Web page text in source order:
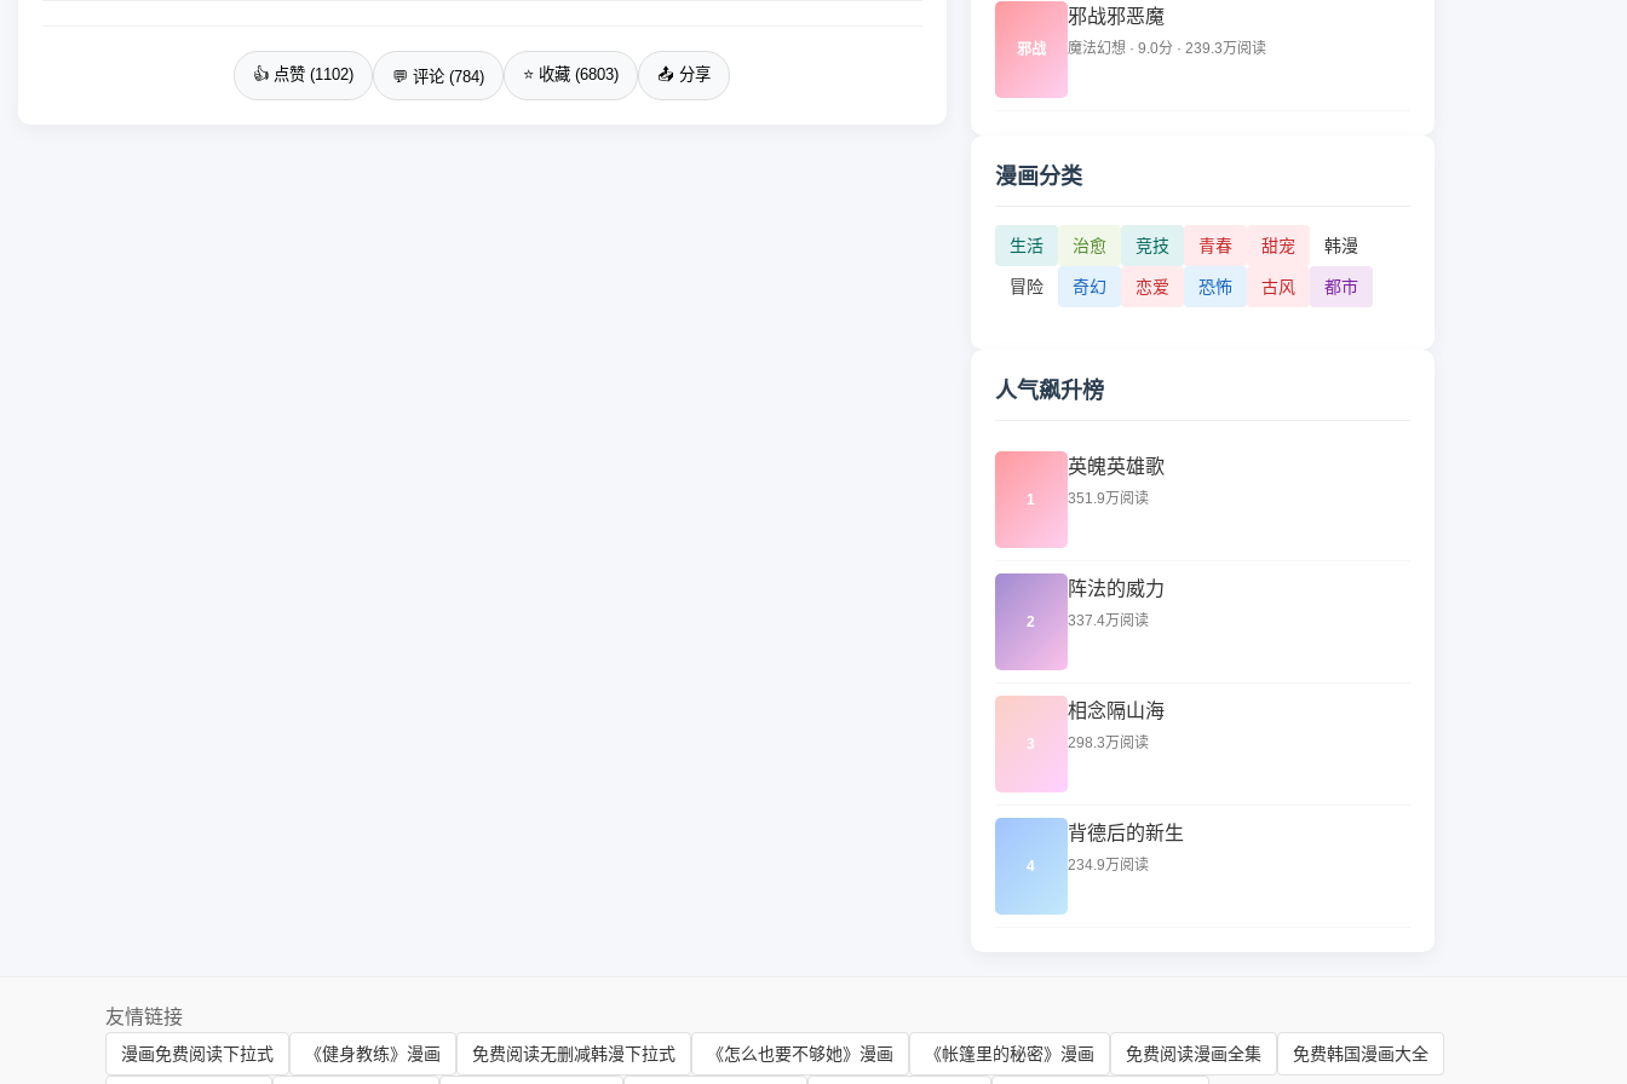
👍 点赞 (1102) 💬 评论 (784) ⭐ 收藏 (6803) 📤 分享
邪战
邪战邪恶魔
魔法幻想 · 9.0分 · 239.3万阅读
漫画分类
生活 治愈 竞技 青春 甜宠 韩漫
冒险 奇幻 恋爱 恐怖 古风 都市
人气飙升榜
1
英魄英雄歌
351.9万阅读
2
阵法的威力
337.4万阅读
3
相念隔山海
298.3万阅读
4
背德后的新生
234.9万阅读
友情链接
漫画免费阅读下拉式 《健身教练》漫画 免费阅读无删减韩漫下拉式 《怎么也要不够她》漫画 《帐篷里的秘密》漫画 免费阅读漫画全集 免费韩国漫画大全